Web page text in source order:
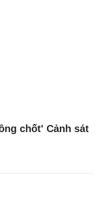
chốt' Cảnh sát